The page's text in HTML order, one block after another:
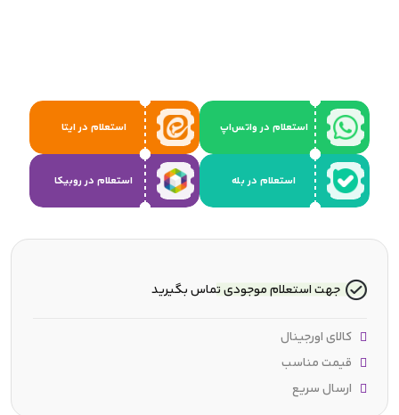
استعلام در واتس‌اپ استعلام در ایتا
استعلام در بله استعلام در روبیکا
جهت استعلام موجودی تماس بگیرید
کالای اورجینال
قیمت مناسب
ارسال سریع